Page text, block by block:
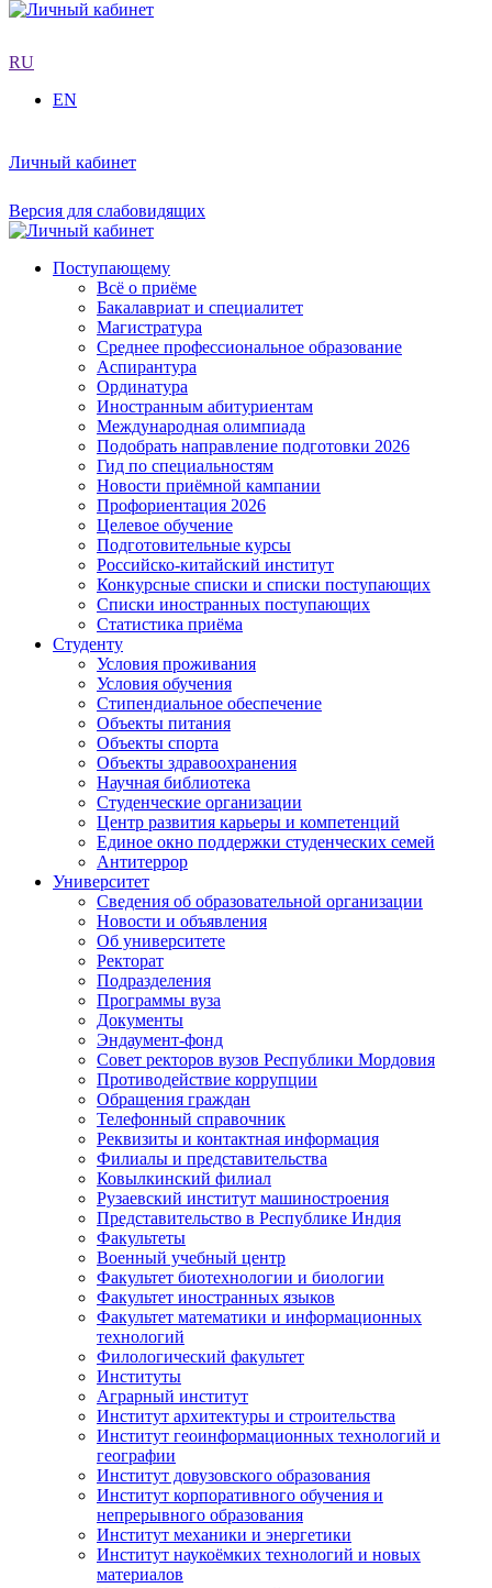
RU
EN
Личный кабинет
Версия для слабовидящих
Поступающему
Всё о приёме
Бакалавриат и специалитет
Магистратура
Среднее профессиональное образование
Аспирантура
Ординатура
Иностранным абитуриентам
Международная олимпиада
Подобрать направление подготовки 2026
Гид по специальностям
Новости приёмной кампании
Профориентация 2026
Целевое обучение
Подготовительные курсы
Российско-китайский институт
Конкурсные списки и списки поступающих
Списки иностранных поступающих
Статистика приёма
Студенту
Условия проживания
Условия обучения
Стипендиальное обеспечение
Объекты питания
Объекты спорта
Объекты здравоохранения
Научная библиотека
Студенческие организации
Центр развития карьеры и компетенций
Единое окно поддержки студенческих семей
Антитеррор
Университет
Сведения об образовательной организации
Новости и объявления
Об университете
Ректорат
Подразделения
Программы вуза
Документы
Эндаумент-фонд
Совет ректоров вузов Республики Мордовия
Противодействие коррупции
Обращения граждан
Телефонный справочник
Реквизиты и контактная информация
Филиалы и представительства
Ковылкинский филиал
Рузаевский институт машиностроения
Представительство в Республике Индия
Факультеты
Военный учебный центр
Факультет биотехнологии и биологии
Факультет иностранных языков
Факультет математики и информационных
технологий
Филологический факультет
Институты
Аграрный институт
Институт архитектуры и строительства
Институт геоинформационных технологий и
географии
Институт довузовского образования
Институт корпоративного обучения и
непрерывного образования
Институт механики и энергетики
Институт наукоёмких технологий и новых
материалов